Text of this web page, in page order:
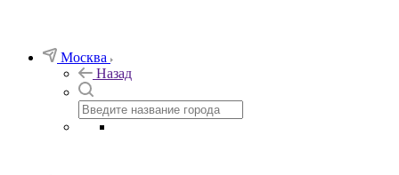
Москва
Назад